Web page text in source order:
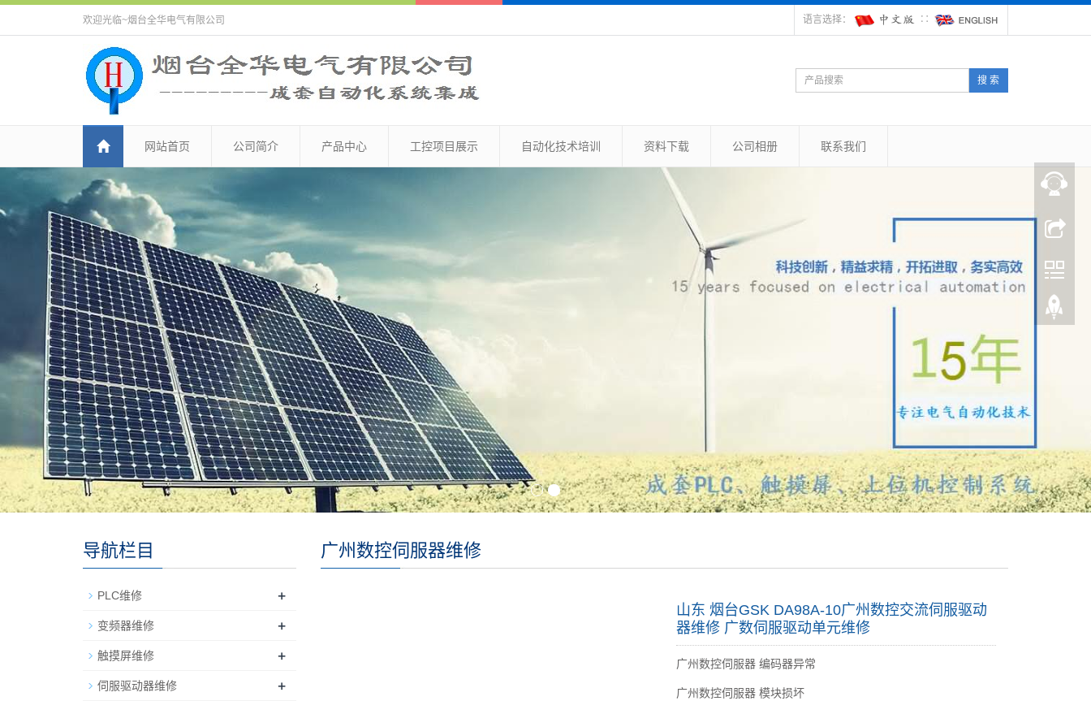
欢迎光临~烟台全华电气有限公司 语言选择： ∷
搜 索
网站首页 公司简介 产品中心 工控项目展示 自动化技术培训 资料下载 公司相册 联系我们
广州数控伺服器维修
山东 烟台GSK DA98A-10广州数控交流伺服驱动
器维修 广数伺服驱动单元维修
广州数控伺服器 编码器异常
广州数控伺服器 模块损坏
导航栏目
PLC维修 +
变频器维修 +
触摸屏维修 +
伺服驱动器维修 +